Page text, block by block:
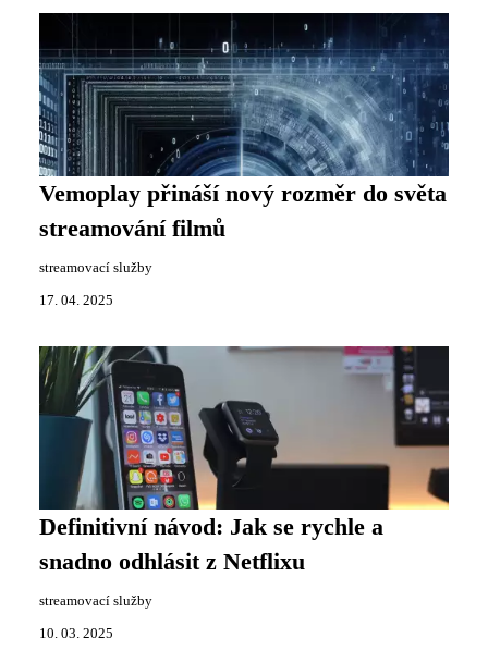
Vemoplay přináší nový rozměr do světa
streamování filmů
streamovací služby
17. 04. 2025
Definitivní návod: Jak se rychle a
snadno odhlásit z Netflixu
streamovací služby
10. 03. 2025